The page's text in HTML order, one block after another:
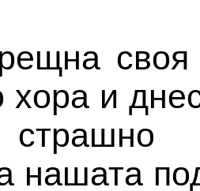
своя
хора и
страшно
нашата